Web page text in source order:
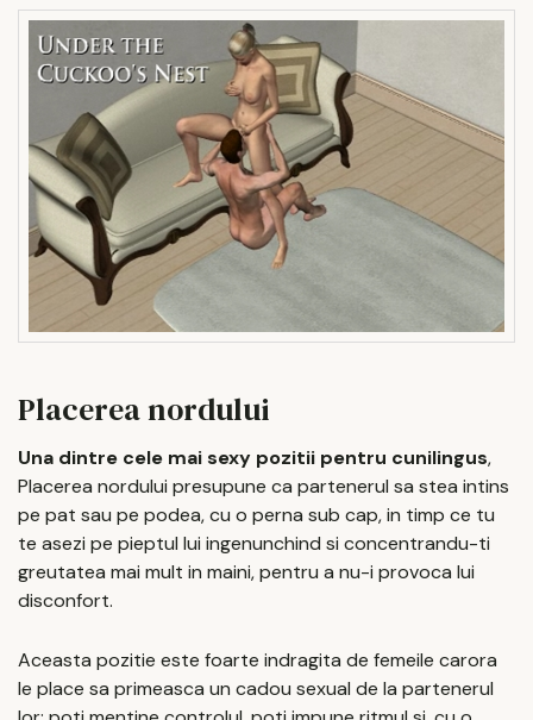
Placerea nordului
Una dintre cele mai sexy pozitii pentru cunilingus,
Placerea nordului presupune ca partenerul sa stea intins
pe pat sau pe podea, cu o perna sub cap, in timp ce tu
te asezi pe pieptul lui ingenunchind si concentrandu-ti
greutatea mai mult in maini, pentru a nu-i provoca lui
disconfort.
Aceasta pozitie este foarte indragita de femeile carora
le place sa primeasca un cadou sexual de la partenerul